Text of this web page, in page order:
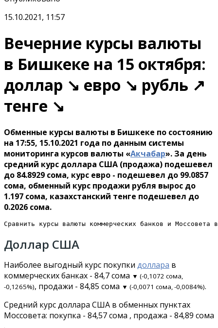
15.10.2021, 11:57
Вечерние курсы валюты
в Бишкеке на 15 октября:
доллар ↘ евро ↘ рубль ↗
тенге ↘
Обменные курсы валюты в Бишкеке по состоянию
на 17:55, 15.10.2021 года по данным системы
мониторинга курсов валюты «Акчабар». За день
средний курс доллара США (продажа) подешевел
до 84.8929 сома, курс евро - подешевел до 99.0857
сома, обменный курс продажи рубля вырос до
1.197 сома, казахстанский тенге подешевел до
0.2026 сома.
Сравнить курсы валюты коммерческих банков и Моссовета
Доллар США
Наиболее выгодный курс покупки доллара в
коммерческих банках - 84,7 сома ▼ (-0,1072 сома,
-0,1265%), продажи - 84,85 сома ▼ (-0,0071 сома, -0,0084%).
Средний курс доллара США в обменных пунктах
Моссовета: покупка - 84,57 сома , продажа - 84,89 сома